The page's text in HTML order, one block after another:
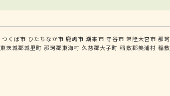
つくば市 ひたちなか市 鹿嶋市 潮来市 守谷市 常陸大宮市 那
東茨城郡城里町 那珂郡東海村 久慈郡大子町 稲敷郡美浦村 稲